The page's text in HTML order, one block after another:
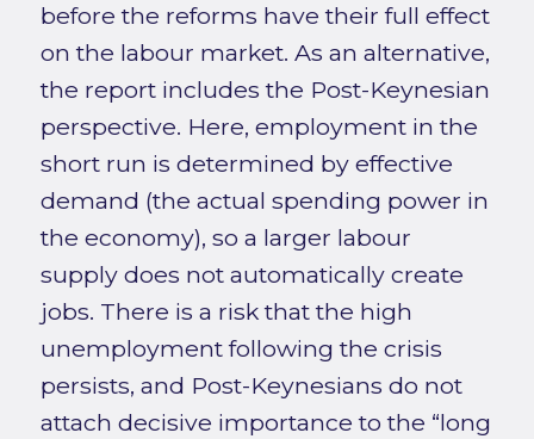
before the reforms have their full effect
on the labour market. As an alternative,
the report includes the Post-Keynesian
perspective. Here, employment in the
short run is determined by effective
demand (the actual spending power in
the economy), so a larger labour
supply does not automatically create
jobs. There is a risk that the high
unemployment following the crisis
persists, and Post-Keynesians do not
attach decisive importance to the “long